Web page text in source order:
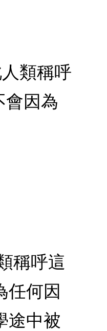
類稱呼
會因為
稱呼這
任何因
途中被